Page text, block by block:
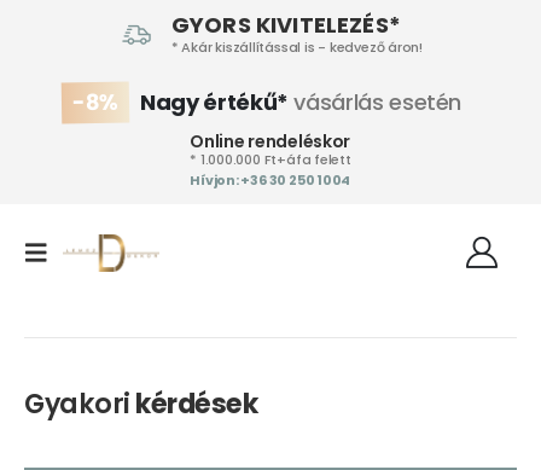
GYORS KIVITELEZÉS*
* Akár kiszállítással is - kedvező áron!
-8% Nagy értékű* vásárlás esetén
Online rendeléskor
* 1.000.000 Ft+áfa felett
Hívjon: +36 30 250 1004‬
Gyakorikérdések